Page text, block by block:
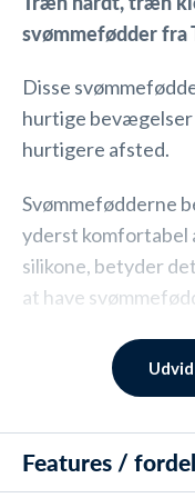
svømmefødder fra
Disse
hurtige bevægelser
hurtigere afsted.
Svømmefødderne
yderst komfortabel
silikone, betyder
at have
TYR Hydroblade
have på og man
SKU: 3686
Features /